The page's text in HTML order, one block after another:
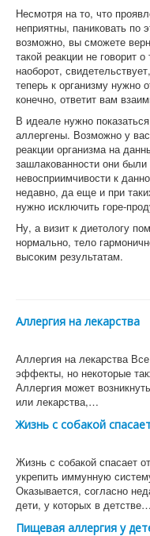
Несмотря на то, что
неприятны, паниковать по
возможно, вы сможете
такой реакции не говорит
наоборот,
теперь к организму нужно
конечно, ответит вам
В идеале нужно
аллергены. Возможно у
реакции организма на
зашлакованности они
невосприимчивости к
недавно, да еще и при
нужно исключить горе-
Ну, а визит к диетологу
нормально, тело
высоким результатам.
Аллергия на лекарства
Аллергия на лекарства
эффекты, но некоторые
Аллергия может
или лекарства,…
Жизнь с собакой
Жизнь с собакой спасает
укрепить иммунную
Оказывается, согласно
дети, у которых в детстве…
Пищевая аллергия у